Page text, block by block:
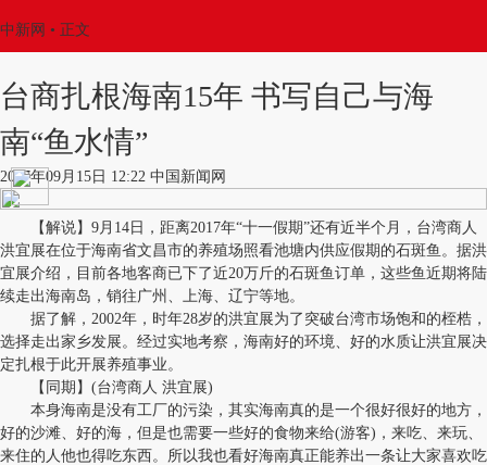
中新网 • 正文
台商扎根海南15年 书写自己与海
南“鱼水情”
2017年09月15日 12:22 中国新闻网
【解说】9月14日，距离2017年“十一假期”还有近半个月，台湾商人
洪宜展在位于海南省文昌市的养殖场照看池塘内供应假期的石斑鱼。据洪
宜展介绍，目前各地客商已下了近20万斤的石斑鱼订单，这些鱼近期将陆
续走出海南岛，销往广州、上海、辽宁等地。
据了解，2002年，时年28岁的洪宜展为了突破台湾市场饱和的桎梏，
选择走出家乡发展。经过实地考察，海南好的环境、好的水质让洪宜展决
定扎根于此开展养殖事业。
【同期】(台湾商人 洪宜展)
本身海南是没有工厂的污染，其实海南真的是一个很好很好的地方，
好的沙滩、好的海，但是也需要一些好的食物来给(游客)，来吃、来玩、
来住的人他也得吃东西。所以我也看好海南真正能养出一条让大家喜欢吃